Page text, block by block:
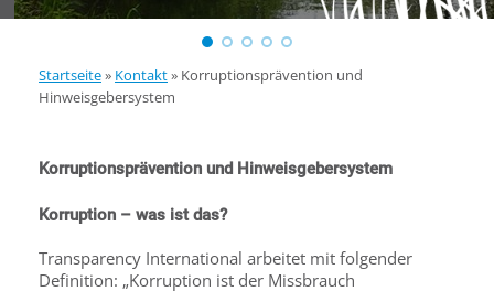
Startseite» Kontakt» Korruptionsprävention und
Hinweisgebersystem
Korruptionsprävention und Hinweisgebersystem
Korruption – was ist das?
Transparency International arbeitet mit folgender
Definition: „Korruption ist der Missbrauch